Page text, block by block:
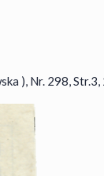
), Nr. 298,